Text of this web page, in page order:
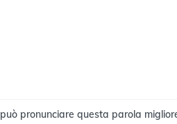
pronunciare questa parola